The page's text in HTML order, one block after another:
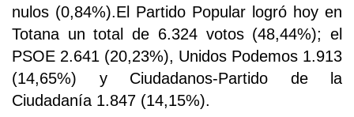
nulos (0,84%).El Partido Popular logró hoy en
Totana un total de 6.324 votos (48,44%); el
PSOE 2.641 (20,23%), Unidos Podemos 1.913
(14,65%) y Ciudadanos-Partido de la
Ciudadanía 1.847 (14,15%).